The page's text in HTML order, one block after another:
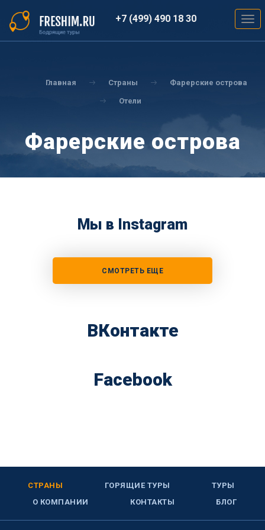
основному
содержанию
+7 (499) 490 18 30
Главная Страны Фарерские острова
Отели
Фарерские острова
Мы в Instagram
СМОТРЕТЬ ЕЩЕ
ВКонтакте
Facebook
СТРАНЫ ГОРЯЩИЕ ТУРЫ
ТУРЫ
О КОМПАНИИ
КОНТАКТЫ БЛОГ